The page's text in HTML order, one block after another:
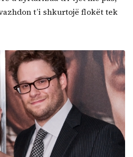
t’i shkurtojë flokët tek